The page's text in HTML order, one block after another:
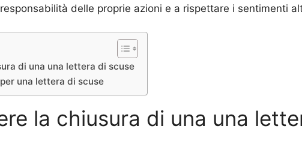
delle proprie azioni e a rispettare i sentimenti
di una una lettera di scuse
una lettera di scuse
la chiusura di una una